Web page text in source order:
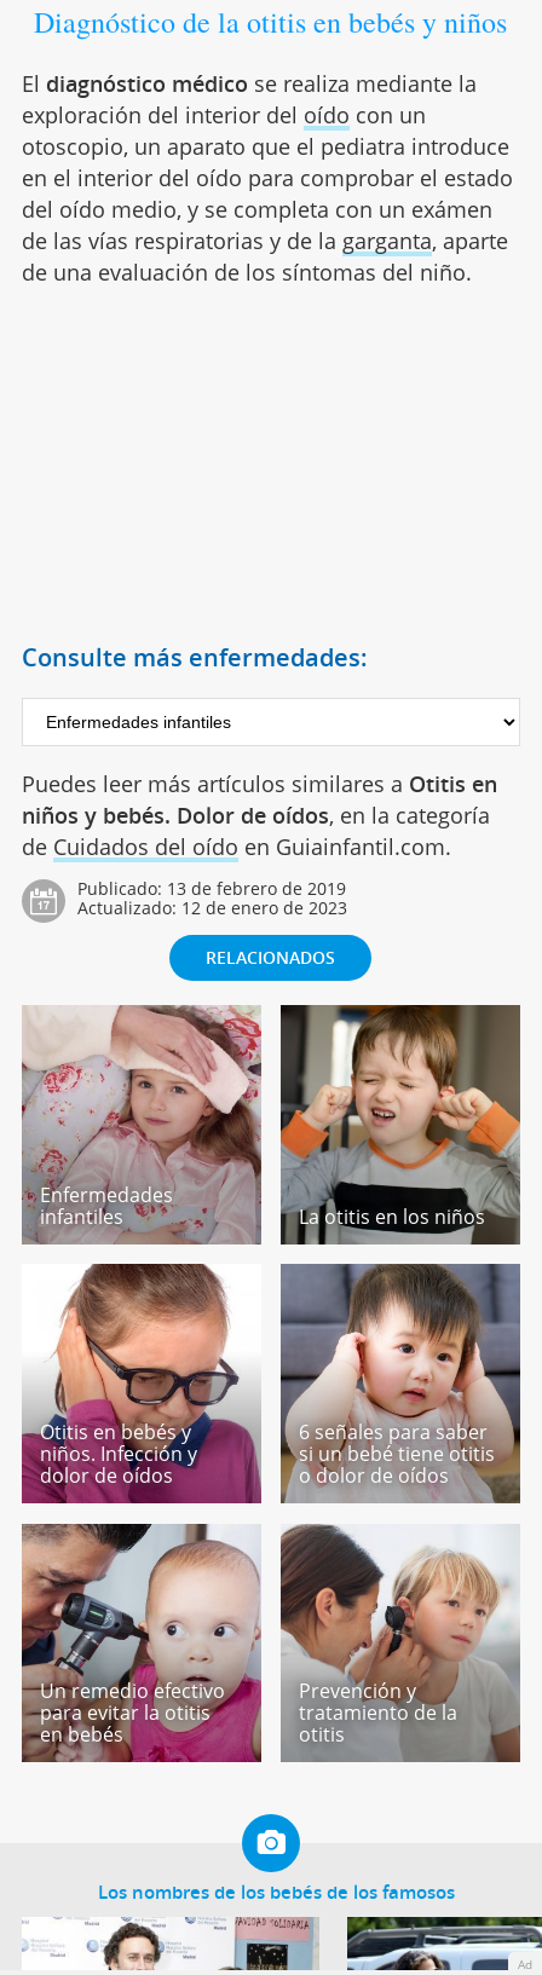
Diagnóstico de la otitis en bebés y niños
El diagnóstico médico se realiza mediante la
exploración del interior del oído con un
otoscopio, un aparato que el pediatra introduce
en el interior del oído para comprobar el estado
del oído medio, y se completa con un exámen
de las vías respiratorias y de la garganta, aparte
de una evaluación de los síntomas del niño.
Consulte más enfermedades:
Puedes leer más artículos similares a Otitis en
niños y bebés. Dolor de oídos, en la categoría
de Cuidados del oído en Guiainfantil.com.
Publicado: 13 de febrero de 2019
Actualizado: 12 de enero de 2023
RELACIONADOS
Enfermedades
infantiles
La otitis en los niños
Otitis en bebés y
niños. Infección y
dolor de oídos
6 señales para saber
si un bebé tiene otitis
o dolor de oídos
Un remedio efectivo
para evitar la otitis
en bebés
Prevención y
tratamiento de la
otitis
Los nombres de los bebés de los famosos
Ad